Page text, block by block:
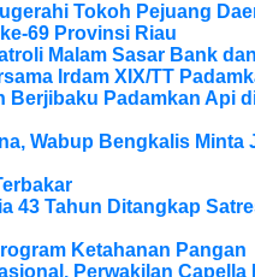
Tokoh Pejuang
69 Provinsi Riau
Malam Sasar Bank
Irdam XIX/TT
Berjibaku Padamkan Api
Wabup Bengkalis Minta
43 Tahun Ditangkap
Ketahanan Pangan
Perwakilan Capella